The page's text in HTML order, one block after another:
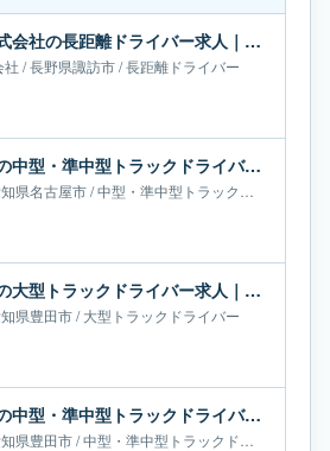
東京ピアノ運送株式会社の長距離ドライバー求人｜長野県諏訪市｜月給24万円
社 /長野県諏訪市/長距離ドライバー
三和物産株式会社の中型・準中型トラックドライバー求人｜愛知県名古屋市｜月給20万-26万円
県名古屋市/中型・準中型トラックドライバー
岡通運輸株式会社の大型トラックドライバー求人｜愛知県豊田市｜月給38万-55万円
県豊田市/大型トラックドライバー
岡通運輸株式会社の中型・準中型トラックドライバー求人｜愛知県豊田市｜月給38万-66万円
県豊田市/中型・準中型トラックドライバー